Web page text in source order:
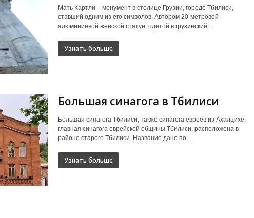
Мать Картли – монумент в столице Грузии, городе Тбилиси,
ставший одним из его символов. Автором 20-метровой
алюминиевой женской статуи, одетой в грузинский...
Узнать больше
Большая синагога в Тбилиси
Большая синагога Тбилиси, также синагога евреев из Ахалцихе –
главная синагога еврейской общины Тбилиси, расположена в
районе старого Тбилиси. Название дано по...
Узнать больше